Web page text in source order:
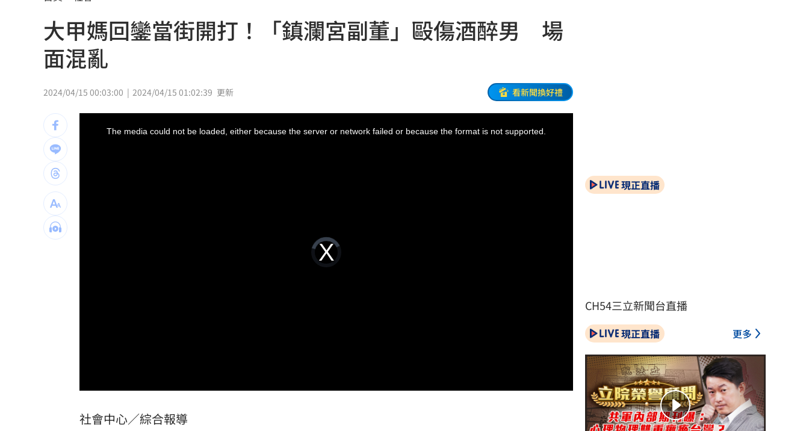
股民心碎！外資狠殺7金融「這檔最慘」
割頸受害少年名公開！家屬捐500萬獎學金 17:45
老婦遭看護餵食「加熱狗糧」 慘冤死家中
夏莉絲幼兒園爆餵孩童「發黑食材」照片曝
新／大雷雨開炸5地！15縣市豪大雨特報 17:39
LIVE三立+24小時直播 15:27
三立iNEWS新聞台線上直播
大甲媽回鑾當街開打！「鎮瀾宮副董」毆傷酒醉男 場
面混亂
2024/04/15 00:03:00 2024/04/15 01:02:39 更新 看新聞換好禮
Video
Player
loading.
The media could not be loaded, either because the server or network failed or because the format is not supported.
社會中心／綜合報導
現正直播
CH54三立新聞台直播
現正直播 更多